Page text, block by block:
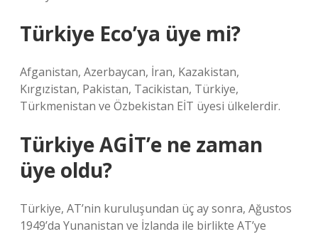
Türkiye Eco’ya üye mi?
Afganistan, Azerbaycan, İran, Kazakistan,
Kırgızistan, Pakistan, Tacikistan, Türkiye,
Türkmenistan ve Özbekistan EİT üyesi ülkelerdir.
Türkiye AGİT’e ne zaman
üye oldu?
Türkiye, AT’nin kuruluşundan üç ay sonra, Ağustos
1949’da Yunanistan ve İzlanda ile birlikte AT’ye